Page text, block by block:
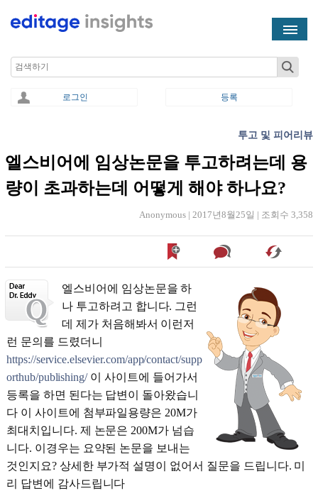
Search
로그인 등록
투고 및 피어리뷰
엘스비어에 임상논문을 투고하려는데 용
량이 초과하는데 어떻게 해야 하나요?
Anonymous | 2017년8월25일 | 조회수 3,358
엘스비어에 임상논문을 하
나 투고하려고 합니다. 그런
데 제가 처음해봐서 이런저
런 문의를 드렸더니
https://service.elsevier.com/app/contact/supp
orthub/publishing/이 사이트에 들어가서
등록을 하면 된다는 답변이 돌아왔습니
다 이 사이트에 첨부파일용량은 20M가
최대치입니다. 제 논문은 200M가 넘습
니다. 이경우는 요약된 논문을 보내는
것인지요? 상세한 부가적 설명이 없어서 질문을 드립니다. 미
리 답변에 감사드립니다